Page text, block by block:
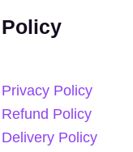
Policy
Privacy Policy
Refund Policy
Delivery Policy